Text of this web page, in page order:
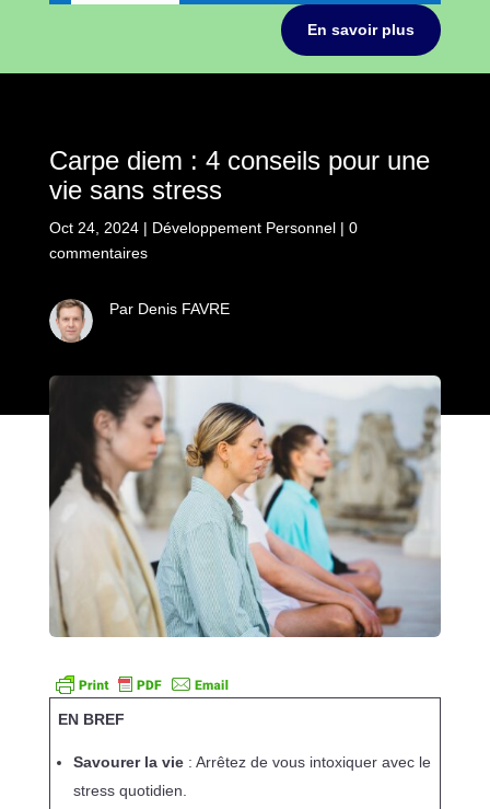
En savoir plus
Carpe diem : 4 conseils pour une
vie sans stress
Oct 24, 2024| Développement Personnel| 0
commentaires
Par Denis FAVRE
EN BREF
Savourer la vie: Arrêtez de vous intoxiquer avec le
stress quotidien.